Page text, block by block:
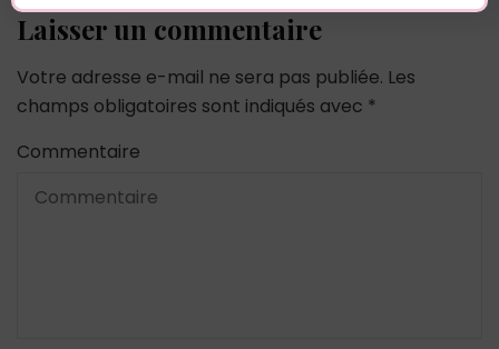
Laisser un commentaire
Votre adresse e-mail ne sera pas publiée. Les
champs obligatoires sont indiqués avec *
Commentaire